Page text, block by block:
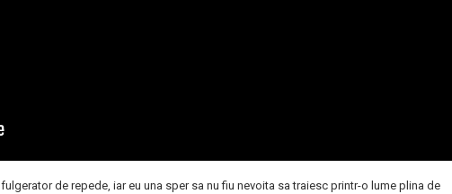
de repede, iar eu una sper sa nu fiu nevoita sa traiesc printr-o lume plina de